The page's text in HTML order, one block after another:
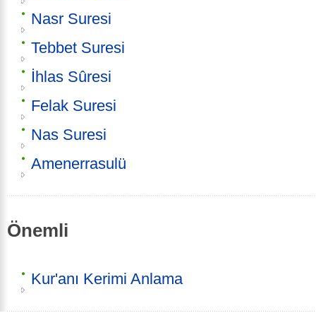
Nasr Suresi
Tebbet Suresi
İhlas Sûresi
Felak Suresi
Nas Suresi
Amenerrasulü
Önemli
Kur'anı Kerimi Anlama